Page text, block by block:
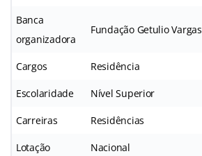
Banca
organizadora
Fundação Getulio Vargas
Cargos Residência
Escolaridade Nível Superior
Carreiras Residências
Lotação Nacional